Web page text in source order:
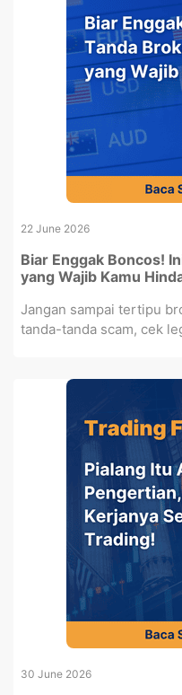
22 June 2026
Biar Enggak Boncos!
yang Wajib Kamu
Jangan sampai tertipu
tanda-tanda scam, cek
30 June 2026